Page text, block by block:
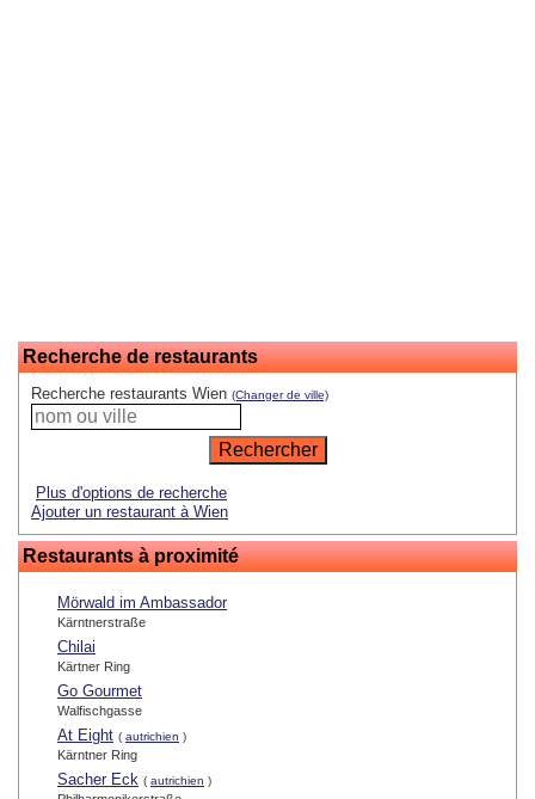
Recherche de restaurants
Recherche restaurants Wien (Changer de ville)
Plus d'options de recherche
Ajouter un restaurant à Wien
Restaurants à proximité
Mörwald im Ambassador
Kärntnerstraße
Chilai
Kärtner Ring
Go Gourmet
Walfischgasse
At Eight ( autrichien )
Kärntner Ring
Sacher Eck ( autrichien )